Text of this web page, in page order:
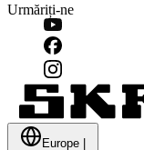
Urmăriți-ne
Europe